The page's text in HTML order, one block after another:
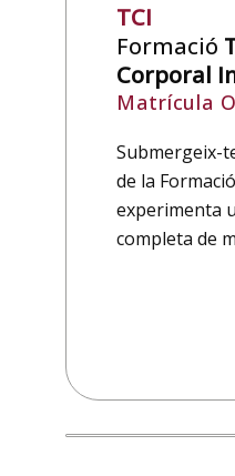
TCI
Formació
Corporal
Matrícula
Submergeix-
de la
experimenta
completa de